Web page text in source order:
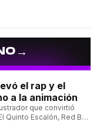
→
el rap y el
a la animación
que convirtió
Quinto Escalón, Red Bull